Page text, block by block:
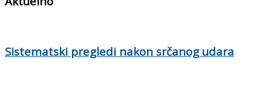
Sistematski pregledi nakon srčanog udara